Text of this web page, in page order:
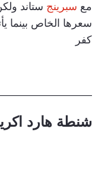
مع سبرينج ستاند
سعرها الخاص بينما
كفر
شنطة هارد